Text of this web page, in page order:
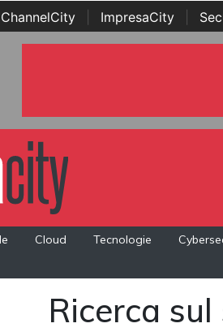
ChannelCity ImpresaCity
Cloud Tecnologie
Ricerca